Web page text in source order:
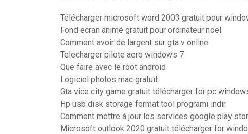
Télécharger microsoft word 2003 gratuit pour
Fond ecran animé gratuit pour ordinateur noel
Comment avoir de largent sur gta v online
Telecharger pilote aero windows 7
Que faire avec le root android
Logiciel photos mac gratuit
Gta vice city game gratuit télécharger for pc
Hp usb disk storage format tool programı indir
Comment mettre à jour les services google play
Microsoft outlook 2020 gratuit télécharger for